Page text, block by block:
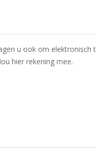
u ook om elektronisch
hier rekening mee.